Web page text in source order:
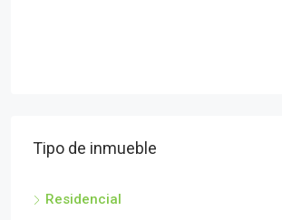
Tipo de inmueble
Residencial